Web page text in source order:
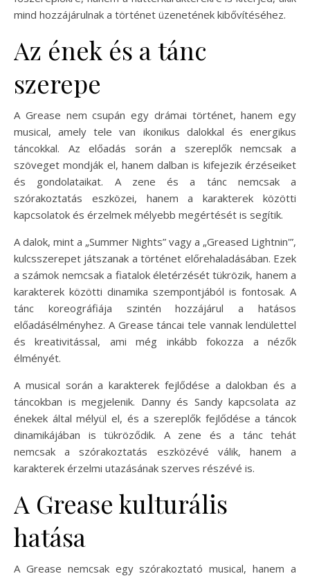
mind hozzájárulnak a történet üzenetének kibővítéséhez.
Az ének és a tánc
szerepe
A Grease nem csupán egy drámai történet, hanem egy
musical, amely tele van ikonikus dalokkal és energikus
táncokkal. Az előadás során a szereplők nemcsak a
szöveget mondják el, hanem dalban is kifejezik érzéseiket
és gondolataikat. A zene és a tánc nemcsak a
szórakoztatás eszközei, hanem a karakterek közötti
kapcsolatok és érzelmek mélyebb megértését is segítik.
A dalok, mint a „Summer Nights” vagy a „Greased Lightnin'”,
kulcsszerepet játszanak a történet előrehaladásában. Ezek
a számok nemcsak a fiatalok életérzését tükrözik, hanem a
karakterek közötti dinamika szempontjából is fontosak. A
tánc koreográfiája szintén hozzájárul a hatásos
előadásélményhez. A Grease táncai tele vannak lendülettel
és kreativitással, ami még inkább fokozza a nézők
élményét.
A musical során a karakterek fejlődése a dalokban és a
táncokban is megjelenik. Danny és Sandy kapcsolata az
énekek által mélyül el, és a szereplők fejlődése a táncok
dinamikájában is tükröződik. A zene és a tánc tehát
nemcsak a szórakoztatás eszközévé válik, hanem a
karakterek érzelmi utazásának szerves részévé is.
A Grease kulturális
hatása
A Grease nemcsak egy szórakoztató musical, hanem a